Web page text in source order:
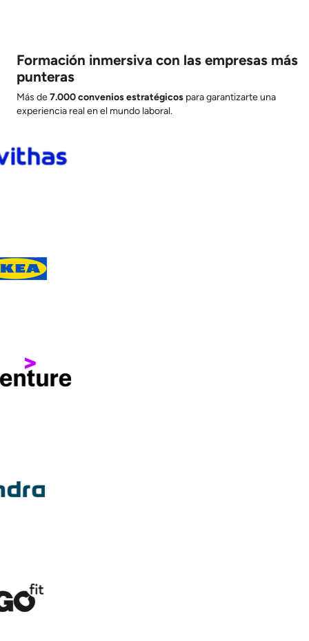
Formación inmersiva con las empresas más
punteras
Más de7.000 convenios estratégicos para garantizarte una
experiencia real en el mundo laboral.